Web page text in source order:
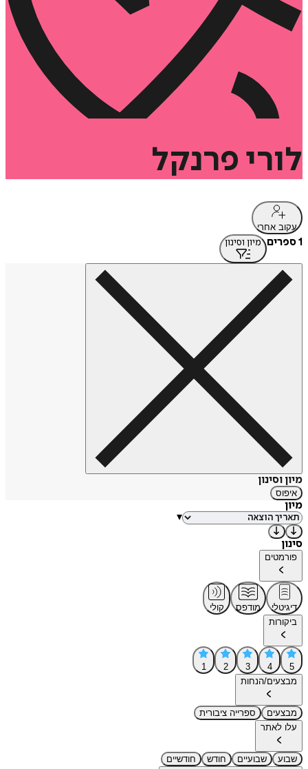
לורי פרנקל
עקוב אחרי
1 ספרים מיון וסינון
מיון וסינון
איפוס
מיון
▾
סינון
פורמטים
דיגיטלי מודפס
קולי
ביקורות
5
4
3
2
1
מבצעים/הנחות
מבצעים
ספרייה ציבורית
עלו לאתר
שבוע שבועיים חודש
חודשיים